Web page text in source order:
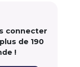
connecter
de 190
!